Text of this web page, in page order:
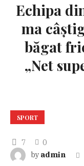
Echipa
ma
băgat
„Net
SPORT
7
0
by admin